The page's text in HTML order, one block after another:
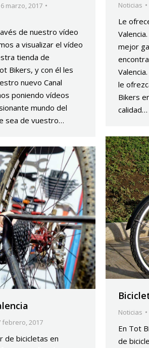
marzo, 2017
de nuestro vídeo
a visualizar el vídeo
tienda de
Bikers, y con él les
nuevo Canal
poniendo vídeos
mundo del
sea de vuestro…
Noticias
Le
mejor
le
Bikers
calidad…
Noticias
En Tot
de
febrero, 2017
de bicicletas en